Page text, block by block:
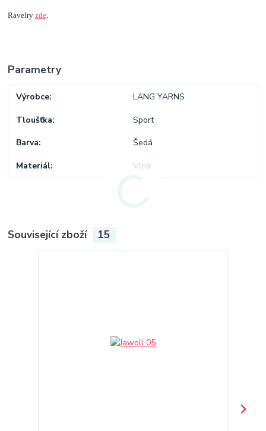
Ravelryzde.
Parametry
Výrobce LANG YARNS
Tloušťka Sport
Barva Šedá
Materiál Vlna
Související zboží 15